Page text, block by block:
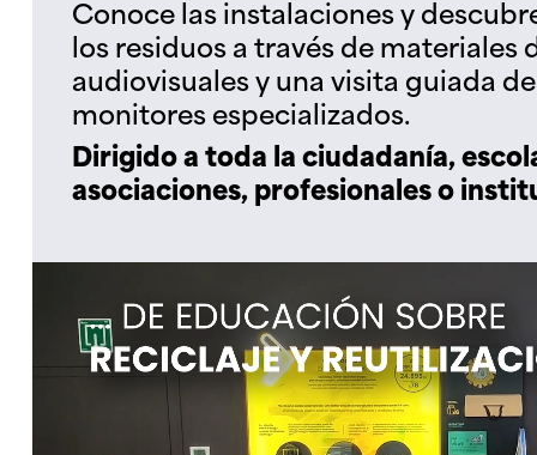
Conoce las instalaciones y
los residuos a través de materiales
audiovisuales y una visita guiada
monitores especializados.
Dirigido a toda la ciudadanía,
asociaciones, profesionales o